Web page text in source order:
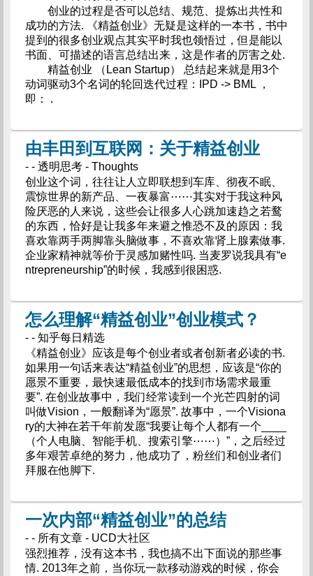
创业的过程是否可以总结、规范、提炼出共性和
成功的方法. 《精益创业》无疑是这样的一本书，书中
提到的很多创业观点其实平时我也领悟过，但是能以
书面、可描述的语言总结出来，这是作者的厉害之处.
精益创业 （Lean Startup） 总结起来就是用3个
动词驱动3个名词的轮回迭代过程：IPD -> BML ，
即： .
由丰田到互联网：关于精益创业
- - 透明思考 - Thoughts
创业这个词，往往让人立即联想到车库、彻夜不眠、
震惊世界的新产品、一夜暴富⋯⋯其实对于我这种风
险厌恶的人来说，这些会让很多人心跳加速趋之若鹜
的东西，恰好是让我多年来避之惟恐不及的原因：我
喜欢靠两手两脚靠头脑做事，不喜欢靠肾上腺素做事.
企业家精神就等价于灵感加赌性吗. 当麦罗说我具有“e
ntrepreneurship”的时候，我感到很困惑.
怎么理解“精益创业”创业模式？
- - 知乎每日精选
《精益创业》应该是每个创业者或者创新者必读的书.
如果用一句话来表达“精益创业”的思想，应该是“你的
愿景不重要，最快速最低成本的找到市场需求最重
要”. 在创业故事中，我们经常读到一个光芒四射的词
叫做Vision，一般翻译为“愿景”. 故事中，一个Visiona
ry的大神在若干年前发愿“我要让每个人都有一个____
（个人电脑、智能手机、搜索引擎⋯⋯）”，之后经过
多年艰苦卓绝的努力，他成功了，粉丝们和创业者们
拜服在他脚下.
一次内部“精益创业”的总结
- - 所有文章 - UCD大社区
强烈推荐，没有这本书，我也搞不出下面说的那些事
情. 2013年之前，当你玩一款移动游戏的时候，你会